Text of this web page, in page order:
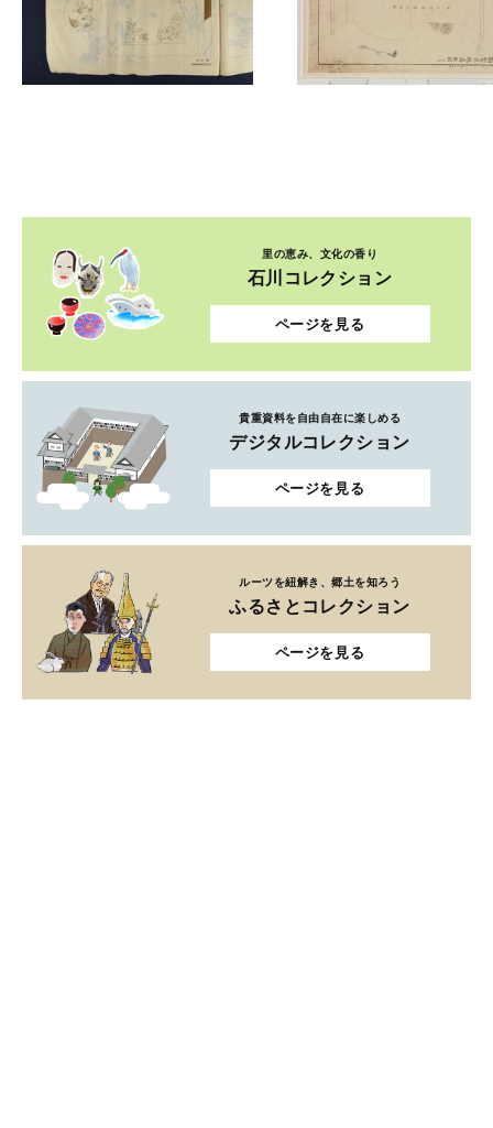
里の恵み、文化の香り
石川コレクション
ページを見る
貴重資料を自由自在に楽しめる
デジタルコレクション
ページを見る
ルーツを紐解き、郷土を知ろう
ふるさとコレクション
ページを見る